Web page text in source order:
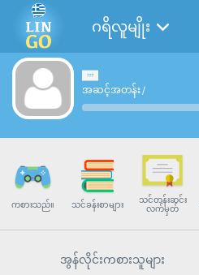
ဂရိလူမျိုး
အဆင့်အတန်း/
ကစားသည်။ သင်ခန်းစာများ
သင်တန်းဆင်း
လက်မှတ်
အွန်လိုင်းကစားသူများ